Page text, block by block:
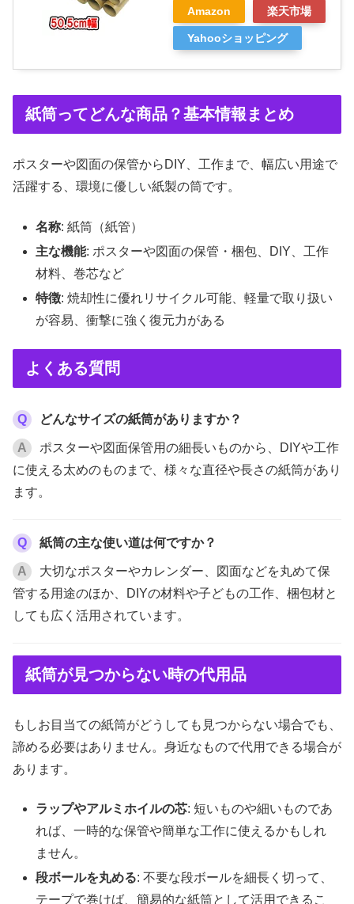
Amazon 楽天市場
Yahooショッピング
紙筒ってどんな商品？基本情報まとめ
ポスターや図面の保管からDIY、工作まで、幅広い用途で
活躍する、環境に優しい紙製の筒です。
名称: 紙筒（紙管）
主な機能: ポスターや図面の保管・梱包、DIY、工作
材料、巻芯など
特徴: 焼却性に優れリサイクル可能、軽量で取り扱い
が容易、衝撃に強く復元力がある
よくある質問
Q どんなサイズの紙筒がありますか？
A
ポスターや図面保管用の細長いものから、DIYや工作
に使える太めのものまで、様々な直径や長さの紙筒があり
ます。
Q 紙筒の主な使い道は何ですか？
A
大切なポスターやカレンダー、図面などを丸めて保
管する用途のほか、DIYの材料や子どもの工作、梱包材と
しても広く活用されています。
紙筒が見つからない時の代用品
もしお目当ての紙筒がどうしても見つからない場合でも、
諦める必要はありません。身近なもので代用できる場合が
あります。
ラップやアルミホイルの芯: 短いものや細いものであ
れば、一時的な保管や簡単な工作に使えるかもしれ
ません。
段ボールを丸める: 不要な段ボールを細長く切って、
テープで巻けば、簡易的な紙筒として活用できるこ